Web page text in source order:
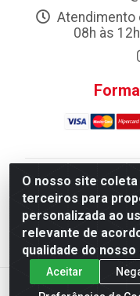
O nosso site
terceiros para
personalizada ao
relevante de
qualidade do
Aceitar
Atendimento
08h às
Atacadao da
Distribuicao LTDA -
Industrial